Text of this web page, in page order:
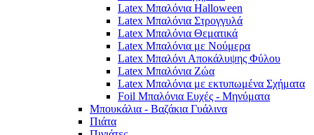
Latex Μπαλόνια Halloween
Latex Μπαλόνια Στρογγυλά
Latex Μπαλόνια Θεματικά
Latex Μπαλόνια με Νούμερα
Latex Μπαλόνι Αποκάλυψης Φύλου
Latex Μπαλόνια Ζώα
Latex Μπαλόνια με εκτυπωμένα Σχήματα
Foil Μπαλόνια Ευχές - Μηνύματα
Μπουκάλια - Βαζάκια Γυάλινα
Πιάτα